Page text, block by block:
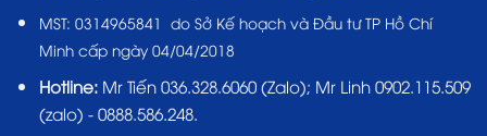
MST: 0314965841 do Sở Kế hoạch và Đầu tư TP Hồ Chí
Minh cấp ngày 04/04/2018
Hotline: Mr Tiến 036.328.6060(Zalo); Mr Linh 0902.115.509
(zalo) - 0888.586.248.